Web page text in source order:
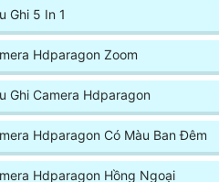
Ghi 5 In 1
Hdparagon Zoom
Ghi Camera Hdparagon
Hdparagon Có Màu Ban Đêm
Hdparagon Hồng Ngoại